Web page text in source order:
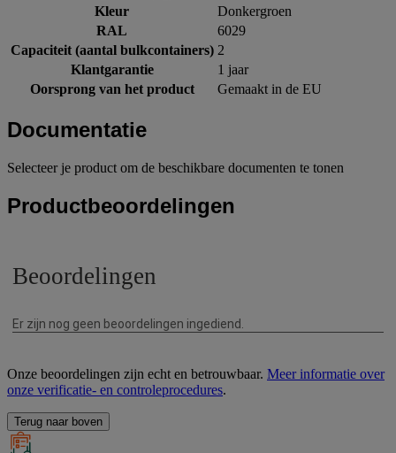
Kleur
Donkergroen
RAL
6029
Capaciteit (aantal bulkcontainers) 2
Klantgarantie
1 jaar
Oorsprong van het product
Gemaakt in de EU
Documentatie
Selecteer je product om de beschikbare documenten te tonen
Productbeoordelingen
Onze beoordelingen zijn echt en betrouwbaar. Meer informatie over
onze verificatie- en controleprocedures.
Terug naar boven